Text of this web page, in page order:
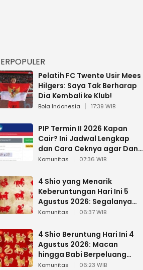
Pelatih FC Twente Usir Mees
Hilgers: Saya Tak Berharap
Dia Kembali ke Klub!
Bola Indonesia 17:39 WIB
PIP Termin II 2026 Kapan
Cair? Ini Jadwal Lengkap
dan Cara Ceknya agar Dana
Tidak Hangus!
Komunitas 07:36 WIB
4 Shio yang Menarik
Keberuntungan Hari Ini 5
Agustus 2026: Segalanya
Berjalan Lancar
Komunitas 06:37 WIB
4 Shio Beruntung Hari Ini 4
Agustus 2026: Macan
hingga Babi Berpeluang
Dapat Kabar Baik
Komunitas 06:23 WIB